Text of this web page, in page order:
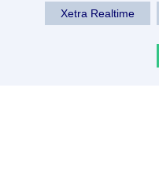
Xetra Realtime